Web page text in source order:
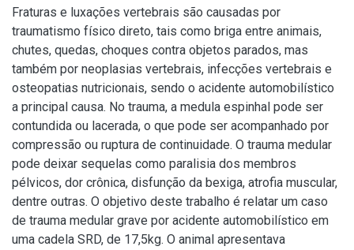
Fraturas e luxações vertebrais são causadas por
traumatismo físico direto, tais como briga entre animais,
chutes, quedas, choques contra objetos parados, mas
também por neoplasias vertebrais, infecções vertebrais e
osteopatias nutricionais, sendo o acidente automobilístico
a principal causa. No trauma, a medula espinhal pode ser
contundida ou lacerada, o que pode ser acompanhado por
compressão ou ruptura de continuidade. O trauma medular
pode deixar sequelas como paralisia dos membros
pélvicos, dor crônica, disfunção da bexiga, atrofia muscular,
dentre outras. O objetivo deste trabalho é relatar um caso
de trauma medular grave por acidente automobilístico em
uma cadela SRD, de 17,5kg. O animal apresentava